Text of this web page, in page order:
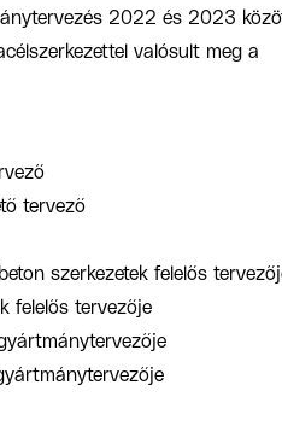
2022 és 2023
valósult meg a
tervező
szerkezetek felelős
felelős tervezője